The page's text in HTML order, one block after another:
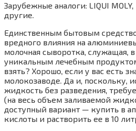
Зарубежные аналоги: LIQUI MOLY,
другие.
Единственным бытовым
вредного влияния на
молочная сыворотка, служащая,
уникальным лечебным
взять? Хорошо, если у вас есть
молокозаводе. Да и, поскольку,
жидкость без разведения,
(на весь объем заливаемой
доступный вариант — купить в
кислоты и растворить ее в 10